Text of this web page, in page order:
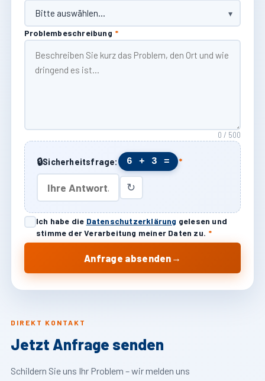
DIREKT KONTAKT
Jetzt Anfrage senden
Schildern Sie uns Ihr Problem – wir melden uns
Problembeschreibung *
0 / 500
🔒Sicherheitsfrage: 6 + 3 = *
↻
Ich habe die Datenschutzerklärung gelesen und
stimme der Verarbeitung meiner Daten zu. *
Anfrage absenden →